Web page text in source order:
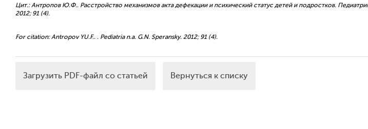
Цит.: Антропов Ю.Ф.. Расстройство механизмов акта дефекации и психический статус детей и подростков.
2012; 91 (4).
For citation: Antropov YU.F.. . Pediatria n.a. G.N. Speransky. 2012; 91 (4).
Загрузить PDF-файл со статьей Вернуться к списку